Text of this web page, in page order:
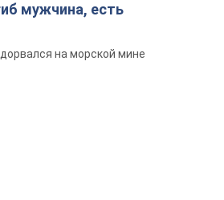
мужчина, есть
на морской мине